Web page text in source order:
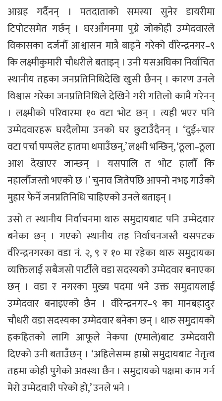
आग्रह गर्दैनन् । मतदाताको समस्या सुनेर डायरीमा
टिपोटसमेत गर्छन् । घरआँगनमा पुग्ने जोकोही उम्मेदवारले
विकासका दर्जनौँ आश्वासन मात्रै बाड्ने गरेको वीरेन्द्रनगर–९
कि लक्ष्मीकुमारी चौधरीले बताइन् । उनी यसअघिका निर्वाचित
स्थानीय तहका जनप्रतिनिधिदेखि खुसी छैनन् । कारण उनले
विश्वास गरेका जनप्रतिनिधिले देखिने गरी गतिलो कामै गरेनन्
। लक्ष्मीको परिवारमा १० वटा भोट छन् । त्यही भएर पनि
उम्मेदवारहरू घरदैलोमा उनको घर छुटाउँदैनन् । ‘दुई÷चार
वटा पर्चा पम्पलेट हातमा थमाउँछन्,’ लक्ष्मी भन्छिन्, ‘ठूला–ठूला
आश देखाएर जान्छन् । यसपालि त भोट हालौँ कि
नहालौँजस्तो भएको छ ।’ चुनाव जितेपछि आफ्नो नभइ गाउँको
मुहार फेर्ने जनप्रतिनिधि चाहिएको उनले बताइन् ।
उसो त स्थानीय निर्वाचनमा थारु समुदायबाट पनि उम्मेदवार
बनेका छन् । गएको स्थानीय तह निर्वाचनजस्तै यसपटक
वीरेन्द्रनगरका वडा नं. २, ९ र १० मा रहेका थारु समुुदायका
व्यक्तिलाई सबैजसो पार्टीले वडा सदस्यको उम्मेदवार बनाएका
छन् । वडा र नगरका मुख्य पदमा भने उक्त समुदायलाई
उम्मेदवार बनाइएको छैन । वीरेन्द्रनगर–९ का मानबहादुर
चौधरी वडा सदस्यका उम्मेदवार बनेका छन् । थारु समुुदायको
हकहितको लागि आफूले नेकपा (एमाले)बाट उम्मेदवारी
दिएको उनी बताउँछन् । ‘अहिलेसम्म हाम्रो समुुदायबाट नेतृत्व
तहमा कोही पुुगेको अवस्था छैन । समुुदायको पक्षमा काम गर्न
मेरो उम्मेदवारी परेको हो,’ उनले भने ।